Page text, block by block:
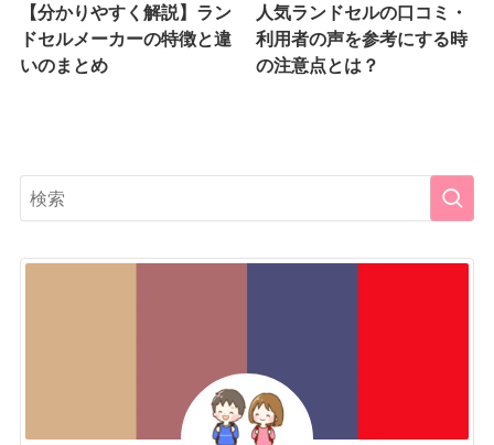
【分かりやすく解説】ラン
ドセルメーカーの特徴と違
いのまとめ
人気ランドセルの口コミ・
利用者の声を参考にする時
の注意点とは？